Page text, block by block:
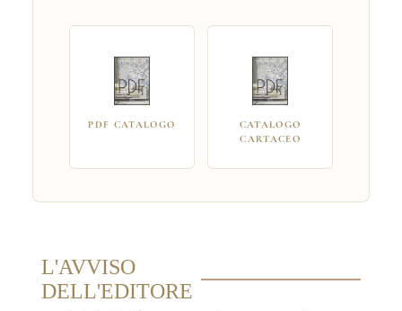
PDF CATALOGO
CATALOGO
CARTACEO
L'AVVISO
DELL'EDITORE